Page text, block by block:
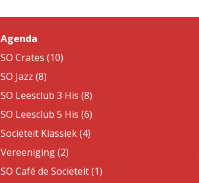
Agenda
SO Crates (10)
SO Jazz (8)
SO Leesclub 3 His (8)
SO Leesclub 5 His (6)
Sociëteit Klassiek (4)
Vereeniging (2)
SO Café de Sociëteit (1)